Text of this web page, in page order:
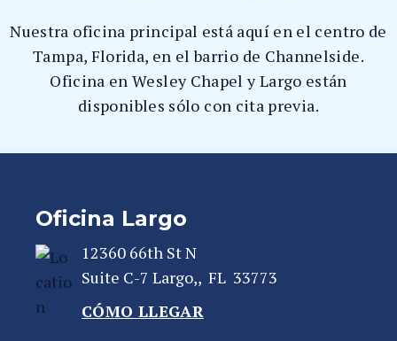
Nuestra oficina principal está aquí en el centro de
Tampa, Florida, en el barrio de Channelside.
Oficina en Wesley Chapel y Largo están
disponibles sólo con cita previa.
Oficina Largo
12360 66th St N
Suite C-7 Largo,, FL 33773
CÓMO LLEGAR